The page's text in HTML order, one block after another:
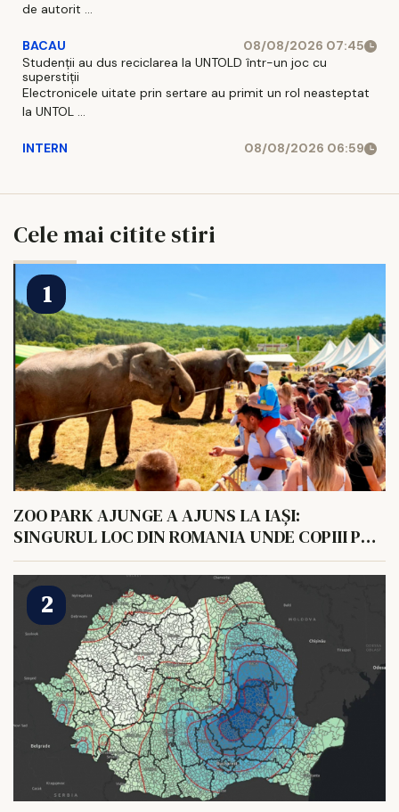
de autorit ...
BACAU
08/08/2026 07:45
Studenții au dus reciclarea la UNTOLD într-un joc cu
superstiții
Electronicele uitate prin sertare au primit un rol neasteptat
la UNTOL ...
INTERN 08/08/2026 06:59
Cele mai citite stiri
ZOO PARK AJUNGE A AJUNS LA IAȘI:
SINGURUL LOC DIN ROMANIA UNDE COPIII POT
HRANI UN ELEFANT